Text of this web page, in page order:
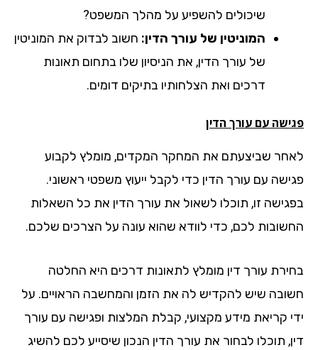
שיכולים להשפיע על מהלך המשפט?
המוניטין של עורך הדין:חשוב לבדוק את המוניטין
של עורך הדין, את הניסיון שלו בתחום תאונות
דרכים ואת הצלחותיו בתיקים דומים.
עם עורך הדין
שביצעתם את המחקר המקדים, מומלץ לקבוע
עם עורך הדין כדי לקבל ייעוץ משפטי ראשוני.
זו, תוכלו לשאול את עורך הדין את כל השאלות
לכם, כדי לוודא שהוא עונה על הצרכים שלכם.
עורך דין מומלץ לתאונות דרכים היא החלטה
שיש להקדיש לה את הזמן והמחשבה הראויים. על
קריאת מידע מקצועי, קבלת המלצות ופגישה עם עורך
תוכלו לבחור את עורך הדין הנכון שיסייע לכם להשיג